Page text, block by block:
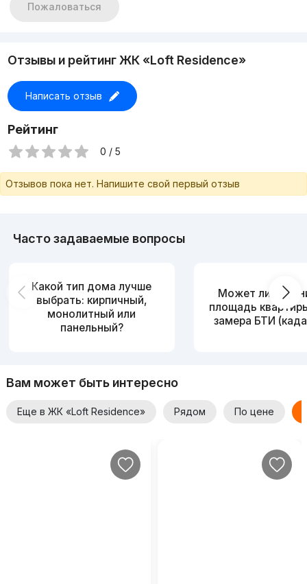
Пожаловаться
Отзывы и рейтинг ЖК «Loft Residence»
Написать отзыв
Рейтинг
0 / 5
Отзывов пока нет. Напишите свой первый отзыв
Часто задаваемые вопросы
Какой тип дома лучше
выбрать: кирпичный,
монолитный или
панельный?
Может ли
площадь
замера БТИ
Вам может быть интересно
Еще в ЖК «Loft Residence» Рядом По цене